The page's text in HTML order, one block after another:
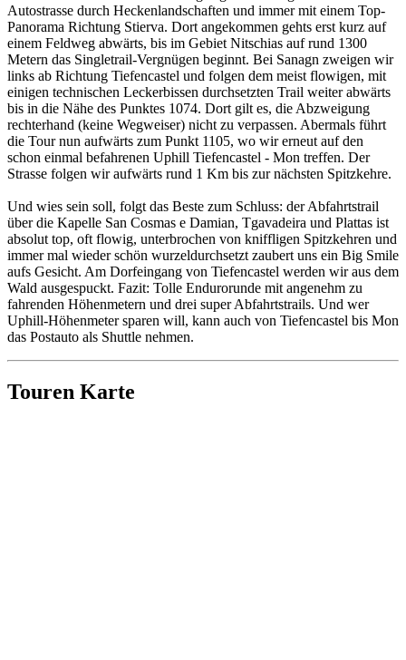
Autostrasse durch Heckenlandschaften und immer mit einem Top-
Panorama Richtung Stierva. Dort angekommen gehts erst kurz auf
einem Feldweg abwärts, bis im Gebiet Nitschias auf rund 1300
Metern das Singletrail-Vergnügen beginnt. Bei Sanagn zweigen wir
links ab Richtung Tiefencastel und folgen dem meist flowigen, mit
einigen technischen Leckerbissen durchsetzten Trail weiter abwärts
bis in die Nähe des Punktes 1074. Dort gilt es, die Abzweigung
rechterhand (keine Wegweiser) nicht zu verpassen. Abermals führt
die Tour nun aufwärts zum Punkt 1105, wo wir erneut auf den
schon einmal befahrenen Uphill Tiefencastel - Mon treffen. Der
Strasse folgen wir aufwärts rund 1 Km bis zur nächsten Spitzkehre.
Und wies sein soll, folgt das Beste zum Schluss: der Abfahrtstrail
über die Kapelle San Cosmas e Damian, Tgavadeira und Plattas ist
absolut top, oft flowig, unterbrochen von kniffligen Spitzkehren und
immer mal wieder schön wurzeldurchsetzt zaubert uns ein Big Smile
aufs Gesicht. Am Dorfeingang von Tiefencastel werden wir aus dem
Wald ausgespuckt. Fazit: Tolle Endurorunde mit angenehm zu
fahrenden Höhenmetern und drei super Abfahrtstrails. Und wer
Uphill-Höhenmeter sparen will, kann auch von Tiefencastel bis Mon
das Postauto als Shuttle nehmen.
Touren Karte